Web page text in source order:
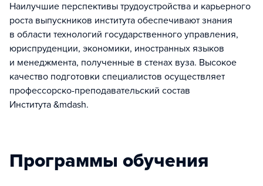
Наилучшие перспективы трудоустройства и карьерного
роста выпускников института обеспечивают знания
в области технологий государственного управления,
юриспруденции, экономики, иностранных языков
и менеджмента, полученные в стенах вуза. Высокое
качество подготовки специалистов осуществляет
профессорско-преподавательский состав
Института &mdash.
Программы обучения